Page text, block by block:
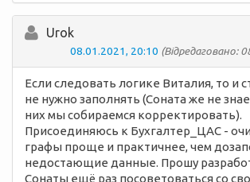
Urok
08.01.2021, 20:10 (Відредаговано:
Если следовать логике Виталия, то и
не нужно заполнять (Соната же не
них мы собираемся корректировать).
Присоединяюсь к Бухгалтер_ЦАС -
графы проще и практичнее, чем
недостающие данные. Прошу
Сонаты ещё раз посоветоваться со